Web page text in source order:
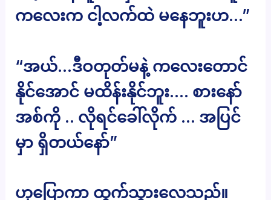
ကလေးက ငါ့လက်ထဲ မနေဘူးဟ…”
“အယ်…ဒီဝတုတ်မနဲ့ ကလေးတောင်
နိုင်အောင် မထိန်းနိုင်ဘူး…. စားနော်
အစ်ကို .. လိုရင်ခေါ်လိုက် … အပြင်
မှာ ရှိတယ်နော်”
ဟုပြောကာ ထွက်သွားလေသည်။